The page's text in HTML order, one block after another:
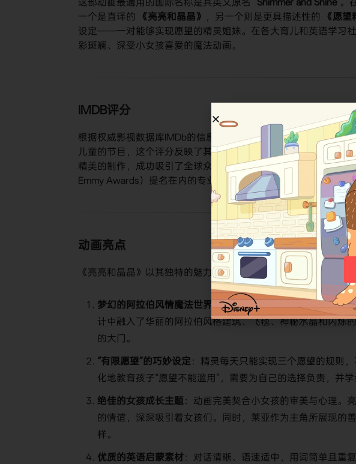
这部动画最通用的国际名称是其英文原名 “Shimmer and Shine”。
一个是直译的
《亮亮和晶晶》 ，另一个则是更具描述性的 《愿望
设定——一对能够实现愿望的精灵姐妹。在各大育儿和英语学习
彩斑斓、深受小女孩喜爱的魔法动画。
IMDB评分
根据权威影视数据库IMDb的信息，这部动画系列的综合评分为
儿童的节目，这个评分反映了其在目标受众家庭中的稳定受欢迎
精美的制作，成功吸引了全球众多小观众，并获得了包括安妮奖
Emmy Awards）提名在内的专业认可。
动画亮点
《亮亮和晶晶》以其独特的魅力和精良的制作，成为学龄前动画
梦幻的阿拉伯风情魔法世界：动画构建了一个名为“扎赫拉梅
计中融入了华丽的阿拉伯风格建筑、飞毯、神秘水晶和闪烁
的大门。
“有限愿望”的巧妙设定 ：精灵每天只能实现三个愿望的规则
化地教育孩子“愿望不能滥用”，需要为自己的选择负责，并
绝佳的女孩成长主题 ：动画完美契合小女孩的审美与心理。
的情谊，深深吸引着女孩们。同时，莱亚作为主角所展现的
样。
优质的英语启蒙素材：对话清晰、语速适中，用词简单且重